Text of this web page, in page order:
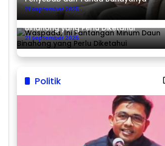
21 September 2025
Waspada, Ini Pantangan Minum Daun
Binahong yang Perlu Diketahui
21 September 2025
Politik